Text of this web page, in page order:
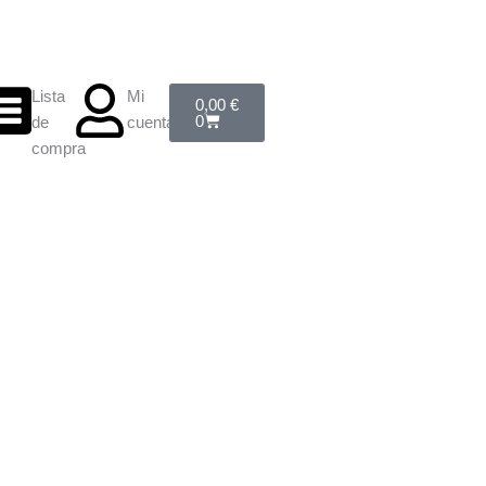
Lista
de
compra
Mi
cuenta
0,00 €
0